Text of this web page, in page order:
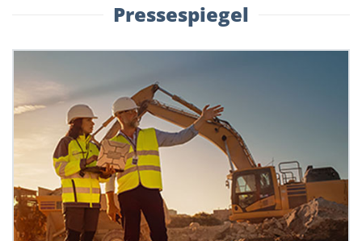
Pressespiegel